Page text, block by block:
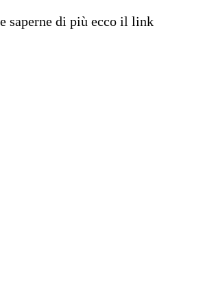
saperne di più ecco il link